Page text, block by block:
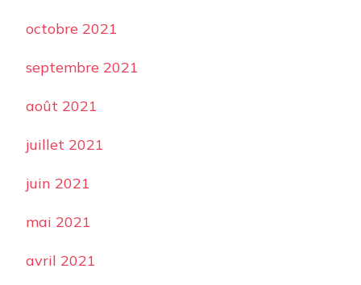
octobre 2021
septembre 2021
août 2021
juillet 2021
juin 2021
mai 2021
avril 2021